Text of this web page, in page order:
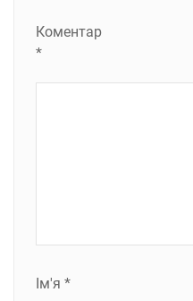
Коментар
*
Ім'я *